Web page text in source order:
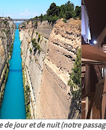
de jour et de nuit (notre